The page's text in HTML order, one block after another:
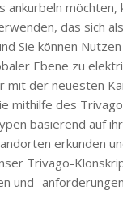
möchten,
das sich
Sie können
Ebene zu
mit der neuesten
mithilfe des
basierend auf
erkunden
Trivago-
und -